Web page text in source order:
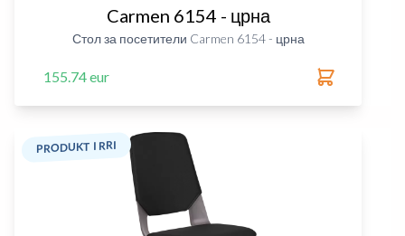
Carmen 6154 - црна
Стол за посетители Carmen 6154 - црна
155.74 eur
PRODUKT I RRI